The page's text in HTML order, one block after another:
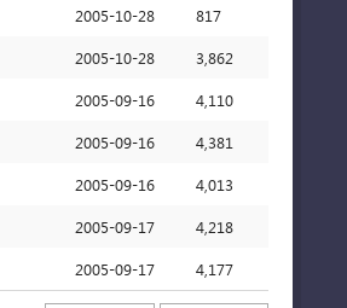
2005-10-28 817
2005-10-28 3,862
2005-09-16 4,110
2005-09-16 4,381
2005-09-16 4,013
2005-09-17 4,218
2005-09-17 4,177